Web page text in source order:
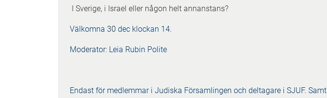
I Sverige, i Israel eller någon helt annanstans?
Välkomna 30 dec klockan 14.
Moderator: Leia Rubin Polite
Endast för medlemmar i Judiska Församlingen och deltagare i SJUF.